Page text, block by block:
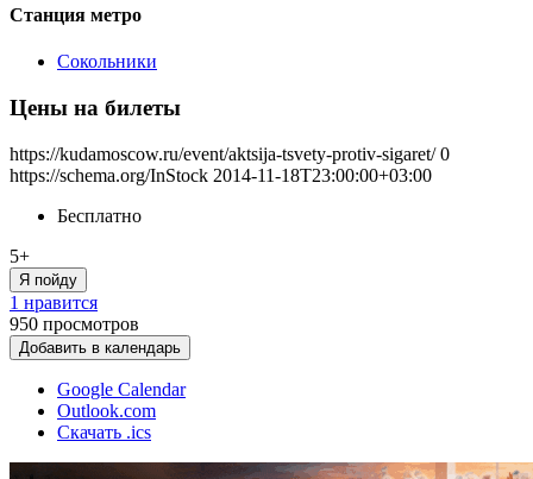
Станция метро
Сокольники
Цены на билеты
https://kudamoscow.ru/event/aktsija-tsvety-protiv-sigaret/ 0
https://schema.org/InStock 2014-11-18T23:00:00+03:00
Бесплатно
5+
Я пойду
1 нравится
950 просмотров
Добавить в календарь
Google Calendar
Outlook.com
Скачать .ics